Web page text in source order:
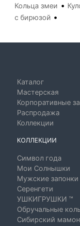
Кольца змеи •
с бирюзой •
Каталог
Мастерская
Корпоративные
Распродажа
Коллекции
КОЛЛЕКЦИИ
Символ года
Мои Солнышки
Мужские
Серенгети
УШКИГРУШКИ ™
Обручальные
Сибирский